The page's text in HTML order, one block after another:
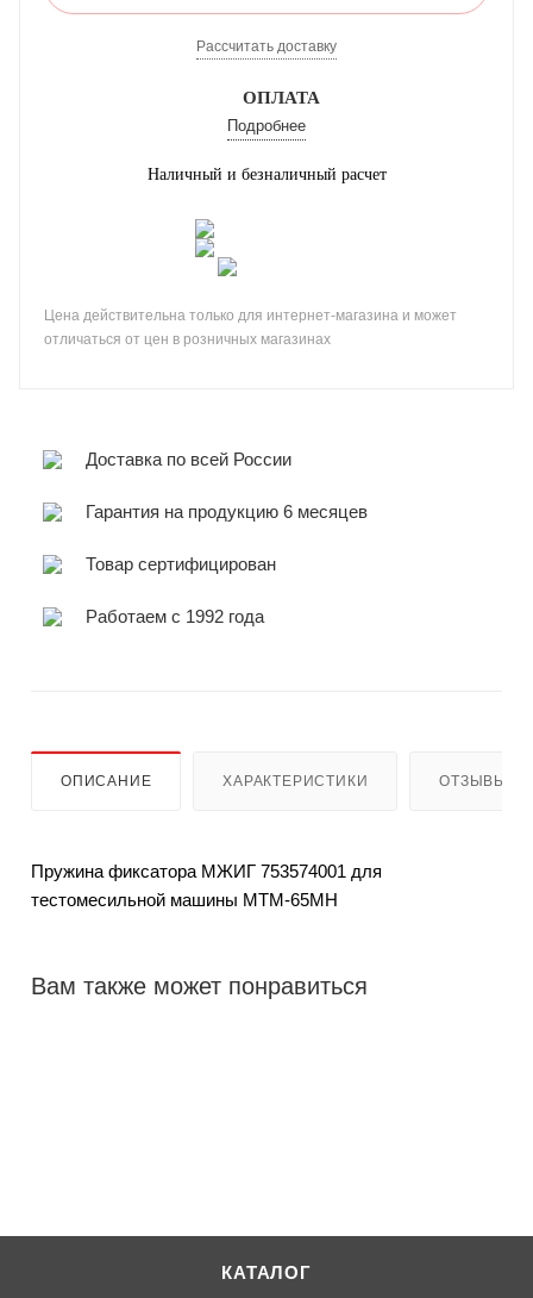
Рассчитать доставку
ОПЛАТА
Подробнее
Наличный и безналичный расчет
Цена действительна только для интернет-магазина и может
отличаться от цен в розничных магазинах
Доставка по всей России
Гарантия на продукцию 6 месяцев
Товар сертифицирован
Работаем с 1992 года
ОПИСАНИЕ ХАРАКТЕРИСТИКИ ОТЗЫВЫ
Пружина фиксатора МЖИГ 753574001 для
тестомесильной машины МТМ-65МН
Вам также может понравиться
КАТАЛОГ